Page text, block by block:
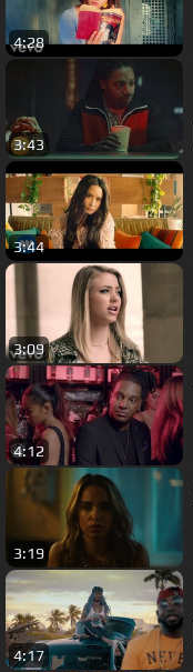
4:28
3:43
3:44
3:09
4:12
3:19
4:17